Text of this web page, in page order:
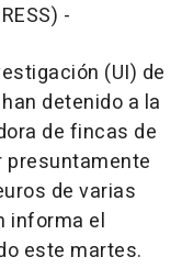
-
(UI) de
detenido a la
de fincas de
presuntamente
de varias
informa el
este martes.